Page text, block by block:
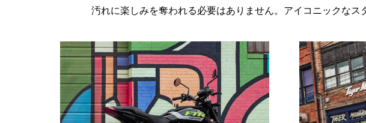
汚れに楽しみを奪われる必要はありません。アイコニックな